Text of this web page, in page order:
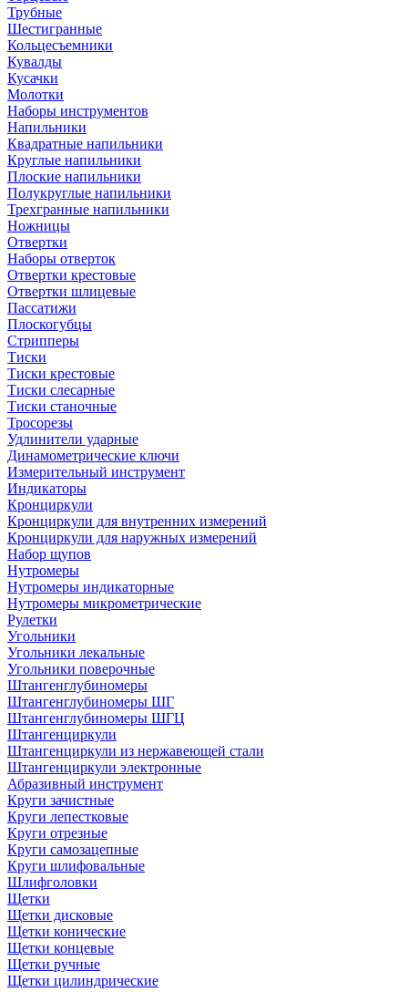
Трубные
Шестигранные
Кольцесъемники
Кувалды
Кусачки
Молотки
Наборы инструментов
Напильники
Квадратные напильники
Круглые напильники
Плоские напильники
Полукруглые напильники
Трехгранные напильники
Ножницы
Отвертки
Наборы отверток
Отвертки крестовые
Отвертки шлицевые
Пассатижи
Плоскогубцы
Стрипперы
Тиски
Тиски крестовые
Тиски слесарные
Тиски станочные
Тросорезы
Удлинители ударные
Динамометрические ключи
Измерительный инструмент
Индикаторы
Кронциркули
Кронциркули для внутренних измерений
Кронциркули для наружных измерений
Набор щупов
Нутромеры
Нутромеры индикаторные
Нутромеры микрометрические
Рулетки
Угольники
Угольники лекальные
Угольники поверочные
Штангенглубиномеры
Штангенглубиномеры ШГ
Штангенглубиномеры ШГЦ
Штангенциркули
Штангенциркули из нержавеющей стали
Штангенциркули электронные
Абразивный инструмент
Круги зачистные
Круги лепестковые
Круги отрезные
Круги самозацепные
Круги шлифовальные
Шлифголовки
Щетки
Щетки дисковые
Щетки конические
Щетки концевые
Щетки ручные
Щетки цилиндрические